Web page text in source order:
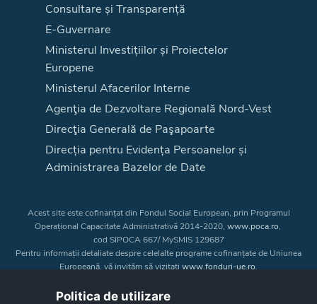
Consultare și Transparență
E-Guvernare
Ministerul Investițiilor și Proiectelor
Europene
Ministerul Afacerilor Interne
Agenţia de Dezvoltare Regională Nord-Vest
Direcţia Generală de Paşapoarte
Direcția pentru Evidența Persoanelor și
Administrarea Bazelor de Date
Acest site este cofinanțat din Fondul Social European, prin Programul
Operațional Capacitate Administrativă 2014-2020, www.poca.ro,
cod SIPOCA 667/ MySMIS 129687
Pentru informații detaliate despre celelalte programe cofinanțate de Uniunea
Europeană, vă invităm să vizitați www.fonduri-ue.ro.
a Uniunii Europene. Întreaga responsabilitate asupra
Politica de utilizare